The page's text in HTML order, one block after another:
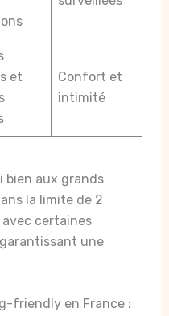
et
Confort et
intimité
bien aux grands
la limite de 2
certaines
une
friendly en France :